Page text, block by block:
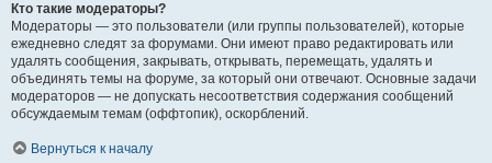
Кто такие модераторы?
Модераторы — это пользователи (или группы пользователей), которые
ежедневно следят за форумами. Они имеют право редактировать или
удалять сообщения, закрывать, открывать, перемещать, удалять и
объединять темы на форуме, за который они отвечают. Основные задачи
модераторов — не допускать несоответствия содержания сообщений
обсуждаемым темам (оффтопик), оскорблений.
Вернуться к началу